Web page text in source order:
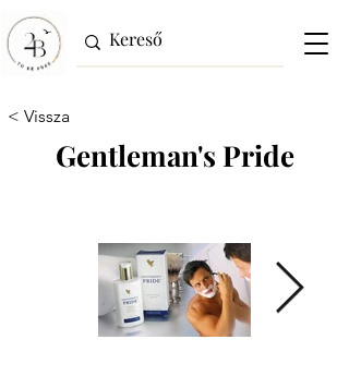
< Vissza
Gentleman's Pride